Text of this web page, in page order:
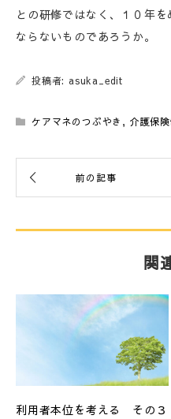
との研修ではなく、１０年
ならないものであろうか。
投稿者: asuka_edit
ケアマネのつぶやき , 介護保
関
利用者本位を考える その３